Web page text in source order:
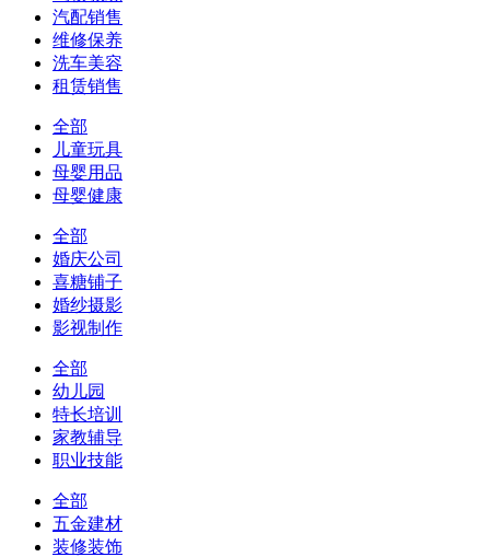
汽配销售
维修保养
洗车美容
租赁销售
全部
儿童玩具
母婴用品
母婴健康
全部
婚庆公司
喜糖铺子
婚纱摄影
影视制作
全部
幼儿园
特长培训
家教辅导
职业技能
全部
五金建材
装修装饰